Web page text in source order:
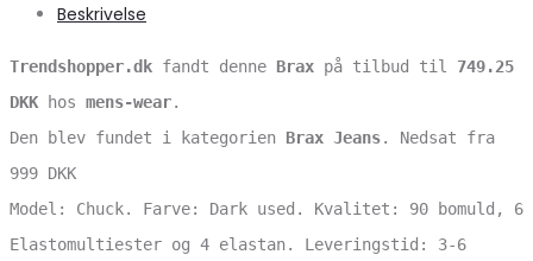
Beskrivelse
Trendshopper.dk fandt denne Brax på tilbud til 749.25
DKK hos mens-wear.
Den blev fundet i kategorien Brax Jeans. Nedsat fra
999 DKK
Model: Chuck. Farve: Dark used. Kvalitet: 90 bomuld, 6
Elastomultiester og 4 elastan. Leveringstid: 3-6